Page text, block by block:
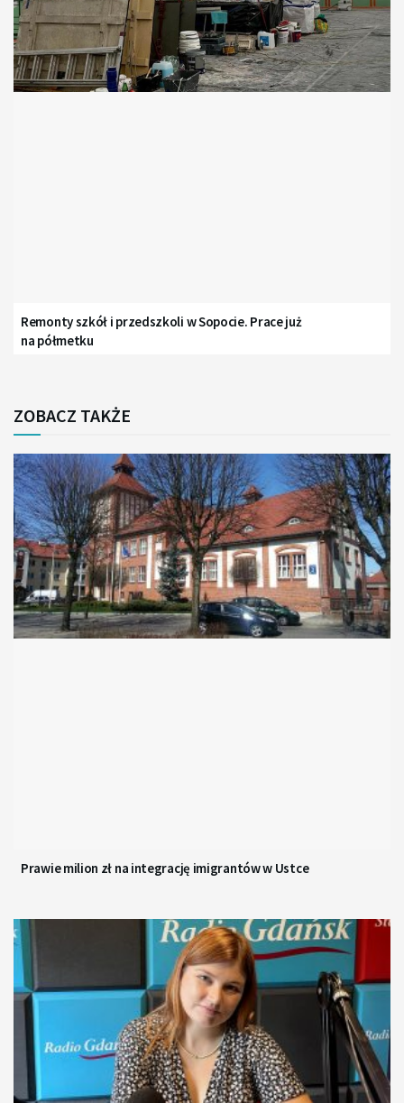
Remonty szkół i przedszkoli w Sopocie. Prace już
na półmetku
ZOBACZ TAKŻE
Prawie milion zł na integrację imigrantów w Ustce